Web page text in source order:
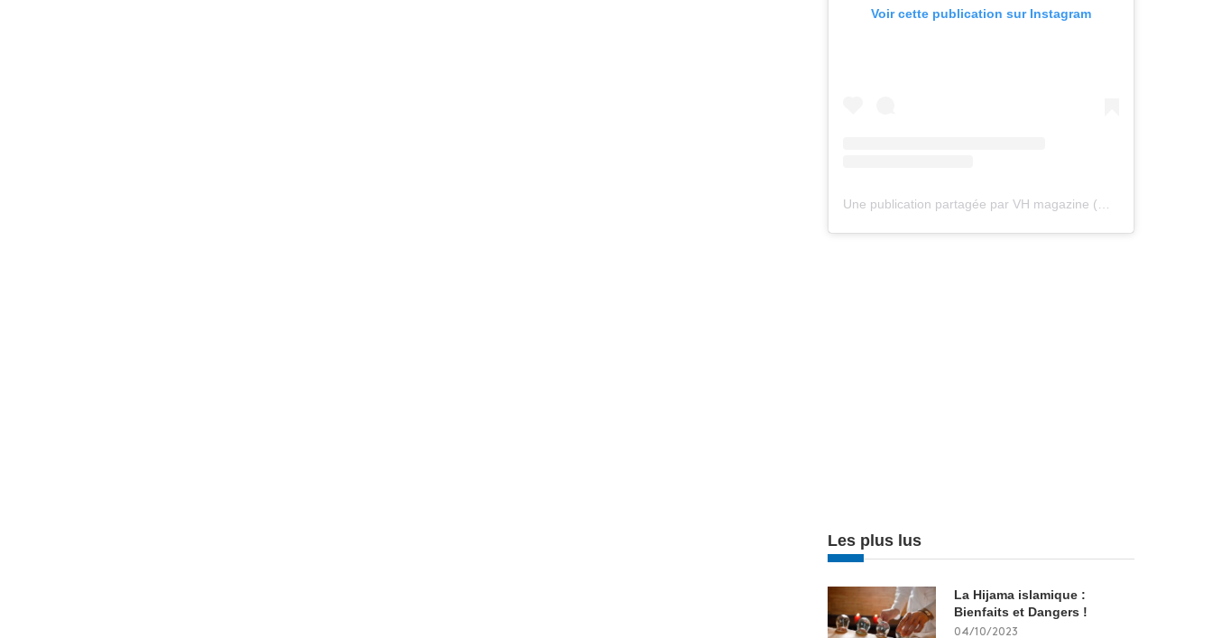
Voir cette publication sur Instagram
Les plus lus
La Hijama islamique :
Bienfaits et Dangers !
04/10/2023